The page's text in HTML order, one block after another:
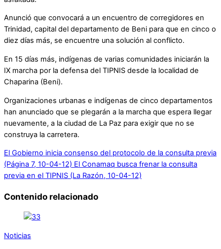
Anunció que convocará a un encuentro de corregidores en
Trinidad, capital del departamento de Beni para que en cinco o
diez días más, se encuentre una solución al conflicto.
En 15 días más, indígenas de varias comunidades iniciarán la
IX marcha por la defensa del TIPNIS desde la localidad de
Chaparina (Beni).
Organizaciones urbanas e indígenas de cinco departamentos
han anunciado que se plegarán a la marcha que espera llegar
nuevamente, a la ciudad de La Paz para exigir que no se
construya la carretera.
El Gobierno inicia consenso del protocolo de la consulta previa
(Página 7, 10-04-12) El Conamaq busca frenar la consulta
previa en el TIPNIS (La Razón, 10-04-12)
Contenido relacionado
Noticias